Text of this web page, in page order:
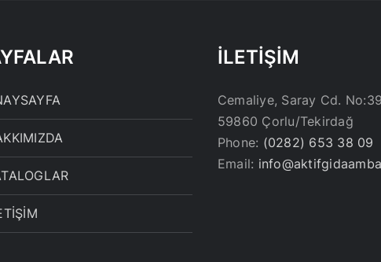
İLETİŞİM
Cemaliye, Saray Cd.
59860 Çorlu/Tekirdağ
Phone: (0282) 653 38 09
Email: